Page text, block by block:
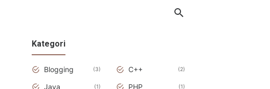
Kategori
Blogging 3 C++ 2
Java 1 PHP 1